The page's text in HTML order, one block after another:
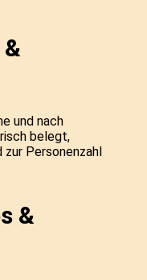
und nach
belegt,
zur Personenzahl
&